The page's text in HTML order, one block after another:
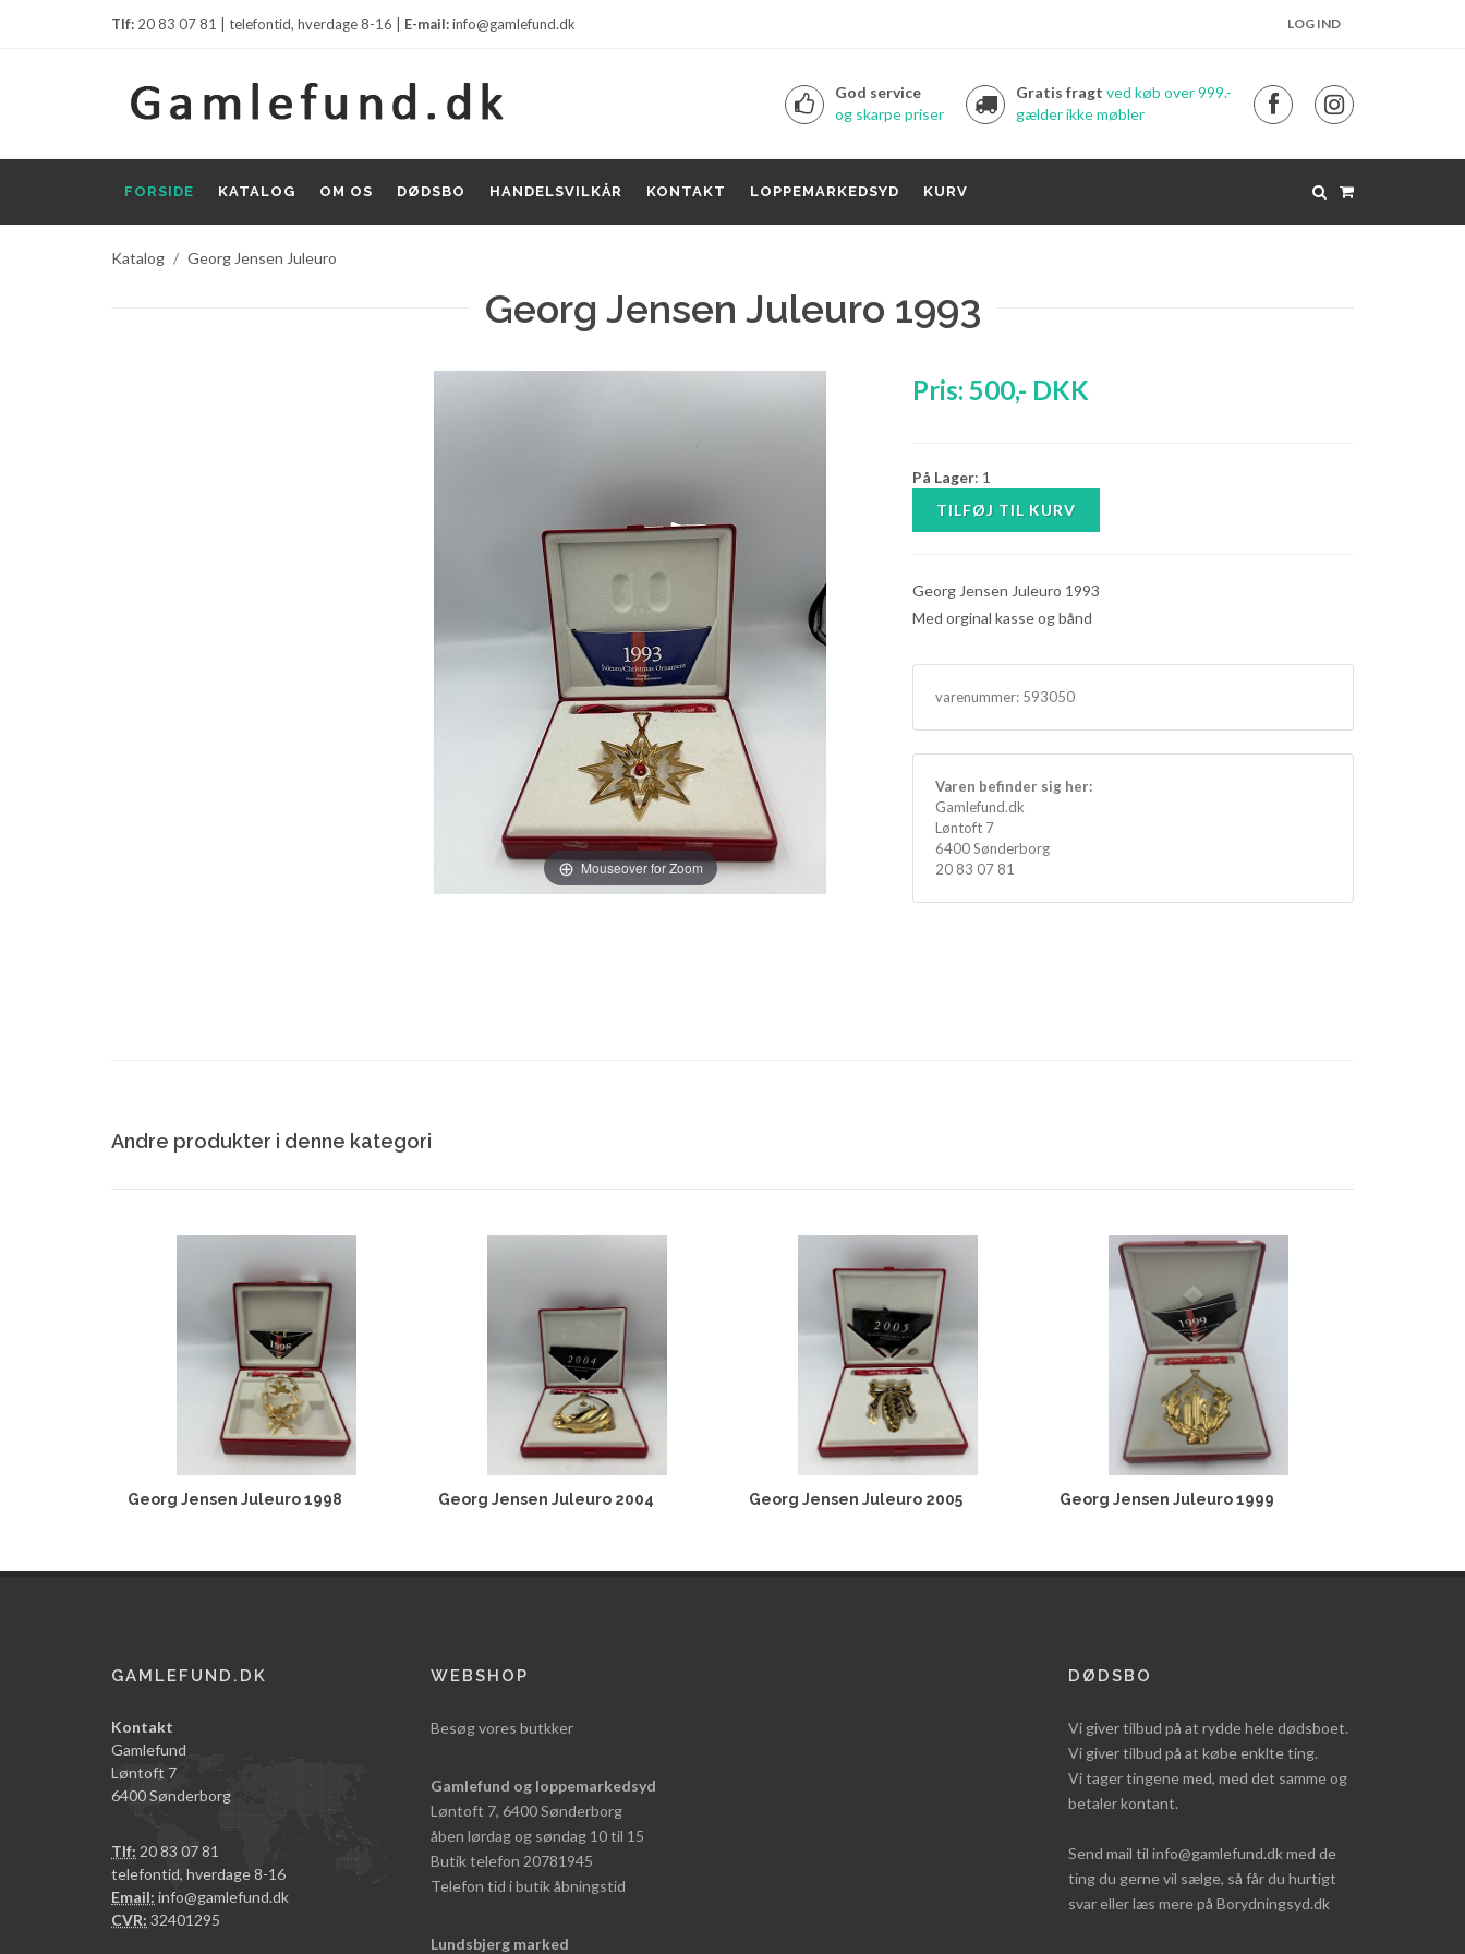
Tlf: 20 83 07 81 | telefontid, hverdage 8-16 | E-mail:info@gamlefund.dk LOG IND
God service
og skarpe priser
Gratis fragt ved køb over 999.-
gælder ikke møbler
FORSIDE KATALOG OM OS DØDSBO HANDELSVILKÅR KONTAKT LOPPEMARKEDSYD KURV
Katalog Georg Jensen Juleuro
Georg Jensen Juleuro 1993
Mouseover for Zoom
Pris:500,- DKK
På Lager: 1
Georg Jensen Juleuro 1993
Med orginal kasse og bånd
varenummer: 593050
Varen befinder sig her:
Gamlefund.dk
Løntoft 7
6400 Sønderborg
20 83 07 81
Andre produkter i denne kategori
Georg Jensen Juleuro 1998 Georg Jensen Juleuro 2004 Georg Jensen Juleuro 2005 Georg Jensen Juleuro 1999
GAMLEFUND.DK
Kontakt
Gamlefund
Løntoft 7
6400 Sønderborg
Tlf: 20 83 07 81
telefontid, hverdage 8-16
Email: info@gamlefund.dk
CVR: 32401295
WEBSHOP
Besøg vores butkker
Gamlefund og loppemarkedsyd
Løntoft 7, 6400 Sønderborg
åben lørdag og søndag 10 til 15
Butik telefon 20781945
Telefon tid i butik åbningstid
Lundsbjerg marked
DØDSBO
Vi giver tilbud på at rydde hele dødsboet.
Vi giver tilbud på at købe enklte ting.
Vi tager tingene med, med det samme og
betaler kontant.
Send mail til info@gamlefund.dk med de
ting du gerne vil sælge, så får du hurtigt
svar eller læs mere på Borydningsyd.dk